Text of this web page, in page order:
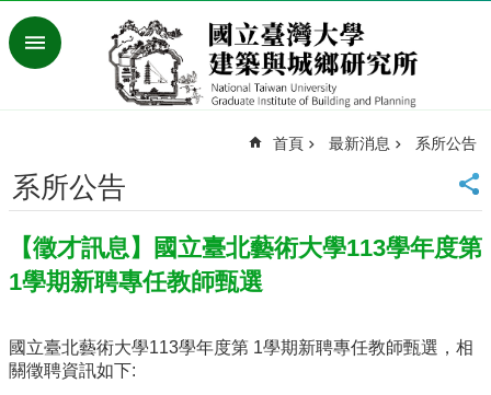
跳到主要內容區塊
進
灣
大
首
頁
English
最
新
消
首頁 最新消息 系所公告
系所公告
【徵才訊息】國立臺北藝術大學113學年度第
1學期新聘專任教師甄選
國立臺北藝術大學113學年度第 1學期新聘專任教師甄選，相
關徵聘資訊如下: